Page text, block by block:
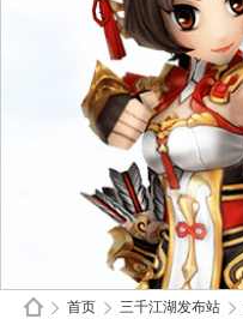
首页 三千江湖发布站